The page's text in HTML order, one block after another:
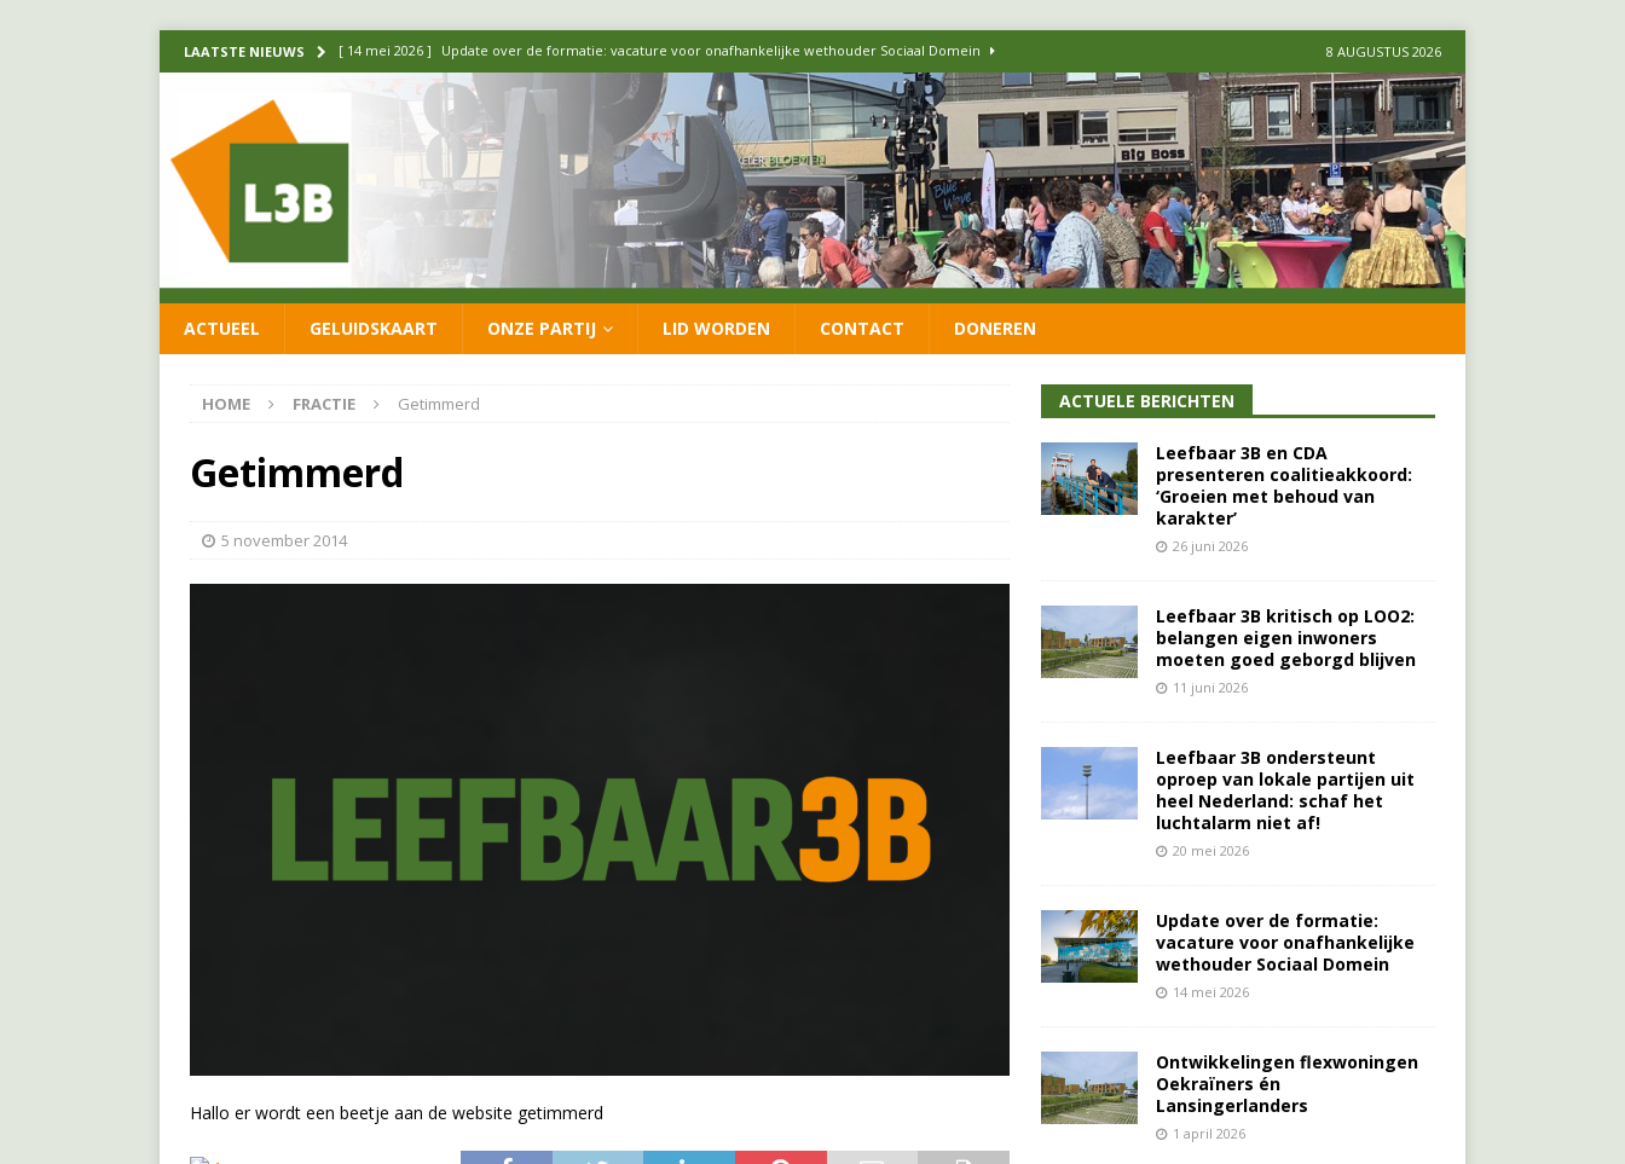
LAATSTE NIEUWS [ 14 mei 2026 ] Update over de formatie: vacature voor onafhankelijke wethouder Sociaal Domein
[ 1 april 2026 ] Ontwikkelingen flexwoningen Oekraïners én Lansingerlanders FRACTIE
[ 26 juni 2026 ] Leefbaar 3B en CDA presenteren coalitieakkoord: ‘Groeien met behoud van karakter’
Leefbaar 3B kritisch op LOO2: belangen eigen inwoners moeten goed geborgd blijven
[ 20 mei 2026 ] Leefbaar 3B ondersteunt oproep van lokale partijen uit heel Nederland: schaf het
8 AUGUSTUS 2026
ACTUEEL GELUIDSKAART ONZE PARTIJ LID WORDEN CONTACT DONEREN
HOME FRACTIE Getimmerd
Getimmerd
5 november 2014
Hallo er wordt een beetje aan de website getimmerd
ACTUELE BERICHTEN
Leefbaar 3B en CDA
presenteren coalitieakkoord:
‘Groeien met behoud van
karakter’
26 juni 2026
Leefbaar 3B kritisch op LOO2:
belangen eigen inwoners
moeten goed geborgd blijven
11 juni 2026
Leefbaar 3B ondersteunt
oproep van lokale partijen uit
heel Nederland: schaf het
luchtalarm niet af!
20 mei 2026
Update over de formatie:
vacature voor onafhankelijke
wethouder Sociaal Domein
14 mei 2026
Ontwikkelingen flexwoningen
Oekraïners én
Lansingerlanders
1 april 2026